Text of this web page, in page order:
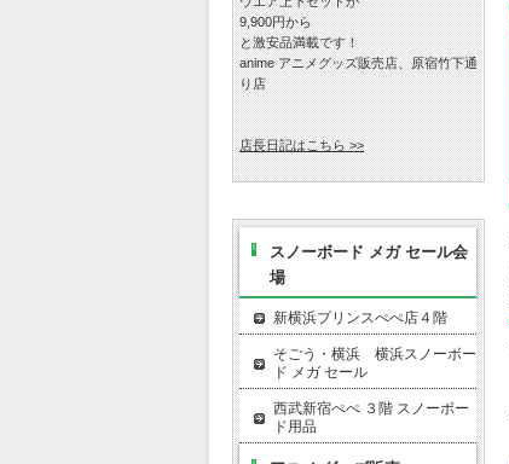
9,900円から
と激安品満載です！
anime アニメグッズ販売店、原宿竹下通
り店
店長日記はこちら >>
スノーボード メガ セール会
場
新横浜プリンスぺぺ店４階
そごう・横浜 横浜スノーボー
ド メガ セール
西武新宿ぺぺ ３階 スノーボー
ド用品